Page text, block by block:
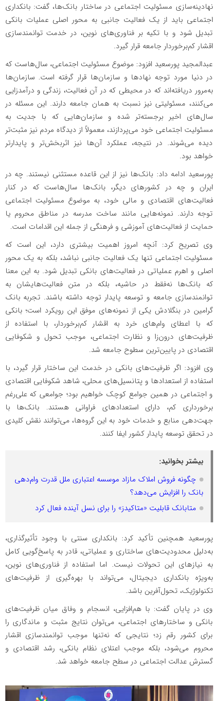
نهادینه‌سازی مسئولیت اجتماعی در ساختار بانک‌ها، گفت: بانکداری
اجتماعی باید از یک فعالیت جانبی به محور اصلی عملیات بانکی
تبدیل شود و با تکیه بر فناوری‌های نوین، در خدمت توانمندسازی
اقشار کم‌برخوردار جامعه قرار گیرد.
عبدالمجید پورسعید افزود: موضوع مسئولیت اجتماعی، سال‌هاست که
در دنیا مورد توجه نهادها و سازمان‌ها قرار گرفته است. سازمان‌ها
به‌مرور دریافته‌اند که در محیطی که در آن فعالیت، زندگی و درآمدزایی
می‌کنند، مسئولیتی نیز نسبت به همان جامعه دارند. این مسئله در
سال‌های اخیر برجسته‌تر شده و سازمان‌هایی که با جدیت به
مسئولیت اجتماعی خود می‌پردازند، معمولاً از دیدگاه مردم نیز مثبت‌تر
دیده می‌شوند. در نتیجه، عملکرد آن‌ها نیز اثربخش‌تر و پایدارتر
خواهد بود.
پورسعید ادامه داد: بانک‌ها نیز از این قاعده مستثنی نیستند. چه در
ایران و چه در کشورهای دیگر، بانک‌ها سال‌هاست که در کنار
فعالیت‌های اقتصادی و مالی خود، به موضوع مسئولیت اجتماعی
توجه دارند. نمونه‌هایی مانند ساخت مدرسه در مناطق محروم یا
حمایت از فعالیت‌های آموزشی و فرهنگی از جمله این اقدامات است.
وی تصریح کرد: آنچه امروز اهمیت بیشتری دارد، این است که
مسئولیت اجتماعی تنها یک فعالیت جانبی نباشد، بلکه به یک محور
اصلی و اهرم عملیاتی در فعالیت‌های بانکی تبدیل شود. به این معنا
که بانک‌ها نه‌فقط در حاشیه، بلکه در متن فعالیت‌هایشان به
توانمندسازی جامعه و توسعه پایدار توجه داشته باشند. تجربه بانک
گرامین در بنگلادش یکی از نمونه‌های موفق این رویکرد است؛ بانکی
که با اعطای وام‌های خرد به اقشار کم‌برخوردار، با استفاده از
ظرفیت‌های درون‌زا و نظارت اجتماعی، موجب تحول و شکوفایی
اقتصادی در پایین‌ترین سطوح جامعه شد.
وی افزود: اگر ظرفیت‌های بانکی در خدمت این ساختار قرار گیرد، با
استفاده از استعدادها و پتانسیل‌های محلی، شاهد شکوفایی اقتصادی
و اجتماعی در همین جوامع کوچک خواهیم بود؛ جوامعی که علی‌رغم
برخورداری کم، دارای استعدادهای فراوانی هستند. بانک‌ها با
جهت‌دهی منابع و خدمات خود به این گروه‌ها، می‌توانند نقش کلیدی
در تحقق توسعه پایدار کشور ایفا کنند.
بیشتر بخوانید:
چگونه فروش املاک مازاد موسسه اعتباری ملل قدرت وام‌دهی
بانک را افزایش می‌دهد؟
متابانک قابلیت «متاکیدز» را برای نسل آینده فعال کرد
پورسعید همچنین تأکید کرد: بانکداری سنتی با وجود تأثیرگذاری،
به‌دلیل محدودیت‌های ساختاری و عملیاتی، قادر به پاسخ‌گویی کامل
به نیازهای این تحولات نیست. اما استفاده از فناوری‌های نوین،
به‌ویژه بانکداری دیجیتال، می‌تواند با بهره‌گیری از ظرفیت‌های
تکنولوژیک، تحول‌آفرین باشد.
وی در پایان گفت: با هم‌افزایی، انسجام و وفاق میان ظرفیت‌های
بانکی و ساختارهای اجتماعی، می‌توان نتایج مثبت و ماندگاری را
برای کشور رقم زد؛ نتایجی که نه‌تنها موجب توانمندسازی اقشار
محروم می‌شود، بلکه موجب اعتلای نظام بانکی، رشد اقتصادی و
گسترش عدالت اجتماعی در سطح جامعه خواهد شد.